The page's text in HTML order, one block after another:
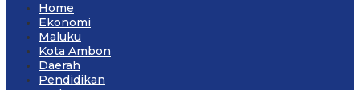
Home
Ekonomi
Maluku
Kota Ambon
Daerah
Pendidikan